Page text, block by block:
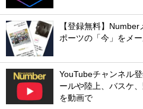
【登録無料】
ポーツの「今」をメー
YouTubeチャンネル
ールや陸上、バスケ
を動画で